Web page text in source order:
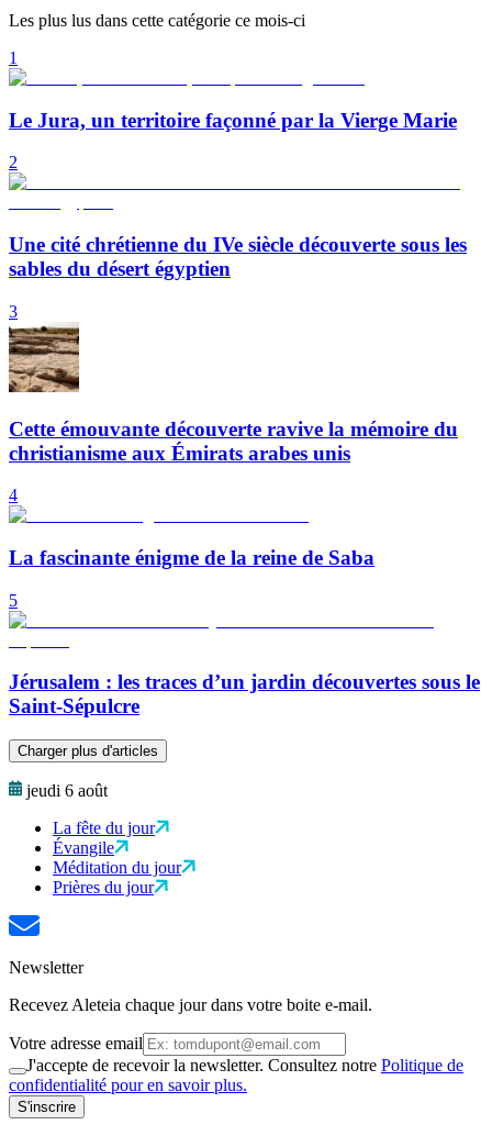
Les plus lus dans cette catégorie ce mois-ci
1
Le Jura, un territoire façonné par la Vierge Marie
2
Une cité chrétienne du IVe siècle découverte sous les
sables du désert égyptien
3
Cette émouvante découverte ravive la mémoire du
christianisme aux Émirats arabes unis
4
La fascinante énigme de la reine de Saba
5
Jérusalem : les traces d’un jardin découvertes sous le
Saint-Sépulcre
Charger plus d'articles
jeudi 6 août
La fête du jour
Évangile
Méditation du jour
Prières du jour
Newsletter
Recevez Aleteia chaque jour dans votre boite e-mail.
Votre adresse email
J'accepte de recevoir la newsletter. Consultez notre Politique de
confidentialité pour en savoir plus.
S'inscrire